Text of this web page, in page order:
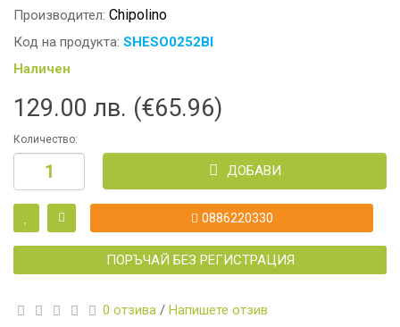
Производител: Chipolino
Код на продукта: SHESO0252BI
Наличен
129.00 лв. (€65.96)
Количество:
ДОБАВИ
0886220330
ПОРЪЧАЙ БЕЗ РЕГИСТРАЦИЯ
0 отзива / Напишете отзив